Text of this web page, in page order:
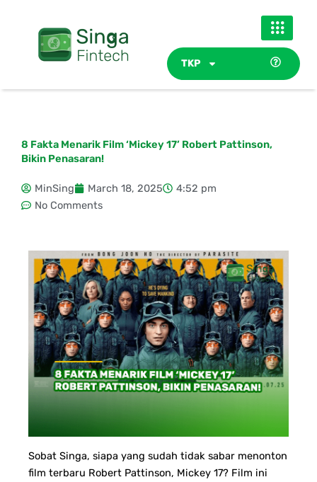
TKP
8 Fakta Menarik Film ‘Mickey 17’ Robert Pattinson,
Bikin Penasaran!
MinSing March 18, 2025
4:52 pm
No Comments
Sobat Singa, siapa yang sudah tidak sabar menonton
film terbaru Robert Pattinson, Mickey 17? Film ini